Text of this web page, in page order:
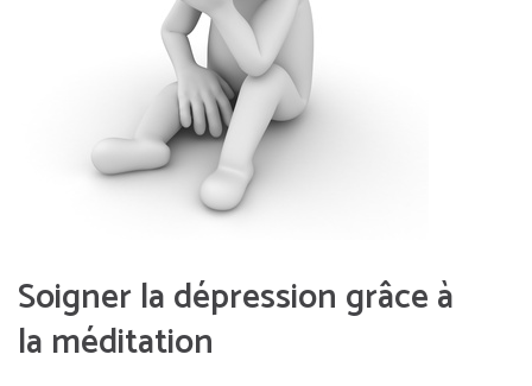
Soigner la dépression grâce à
la méditation